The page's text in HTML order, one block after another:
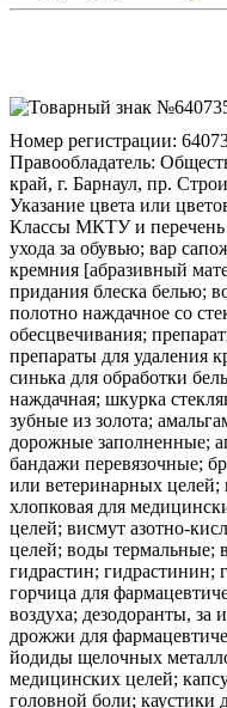
Номер регистрации:
Правообладатель:
край, г. Барнаул, пр.
Указание цвета или
Классы МКТУ и перечень
ухода за обувью; вар
кремния [абразивный
придания блеска белью;
полотно наждачное со
обесцвечивания;
препараты для удаления
синька для обработки
наждачная; шкурка